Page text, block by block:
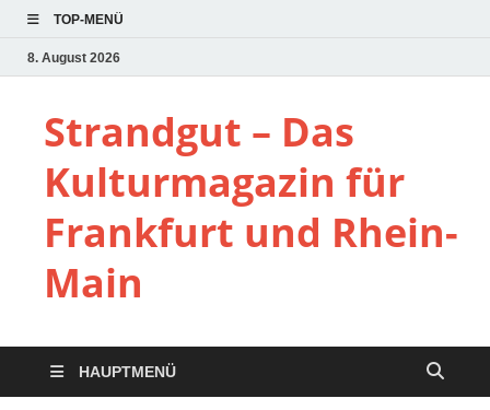
TOP-MENÜ
8. August 2026
Strandgut – Das
Kulturmagazin für
Frankfurt und Rhein-
Main
HAUPTMENÜ